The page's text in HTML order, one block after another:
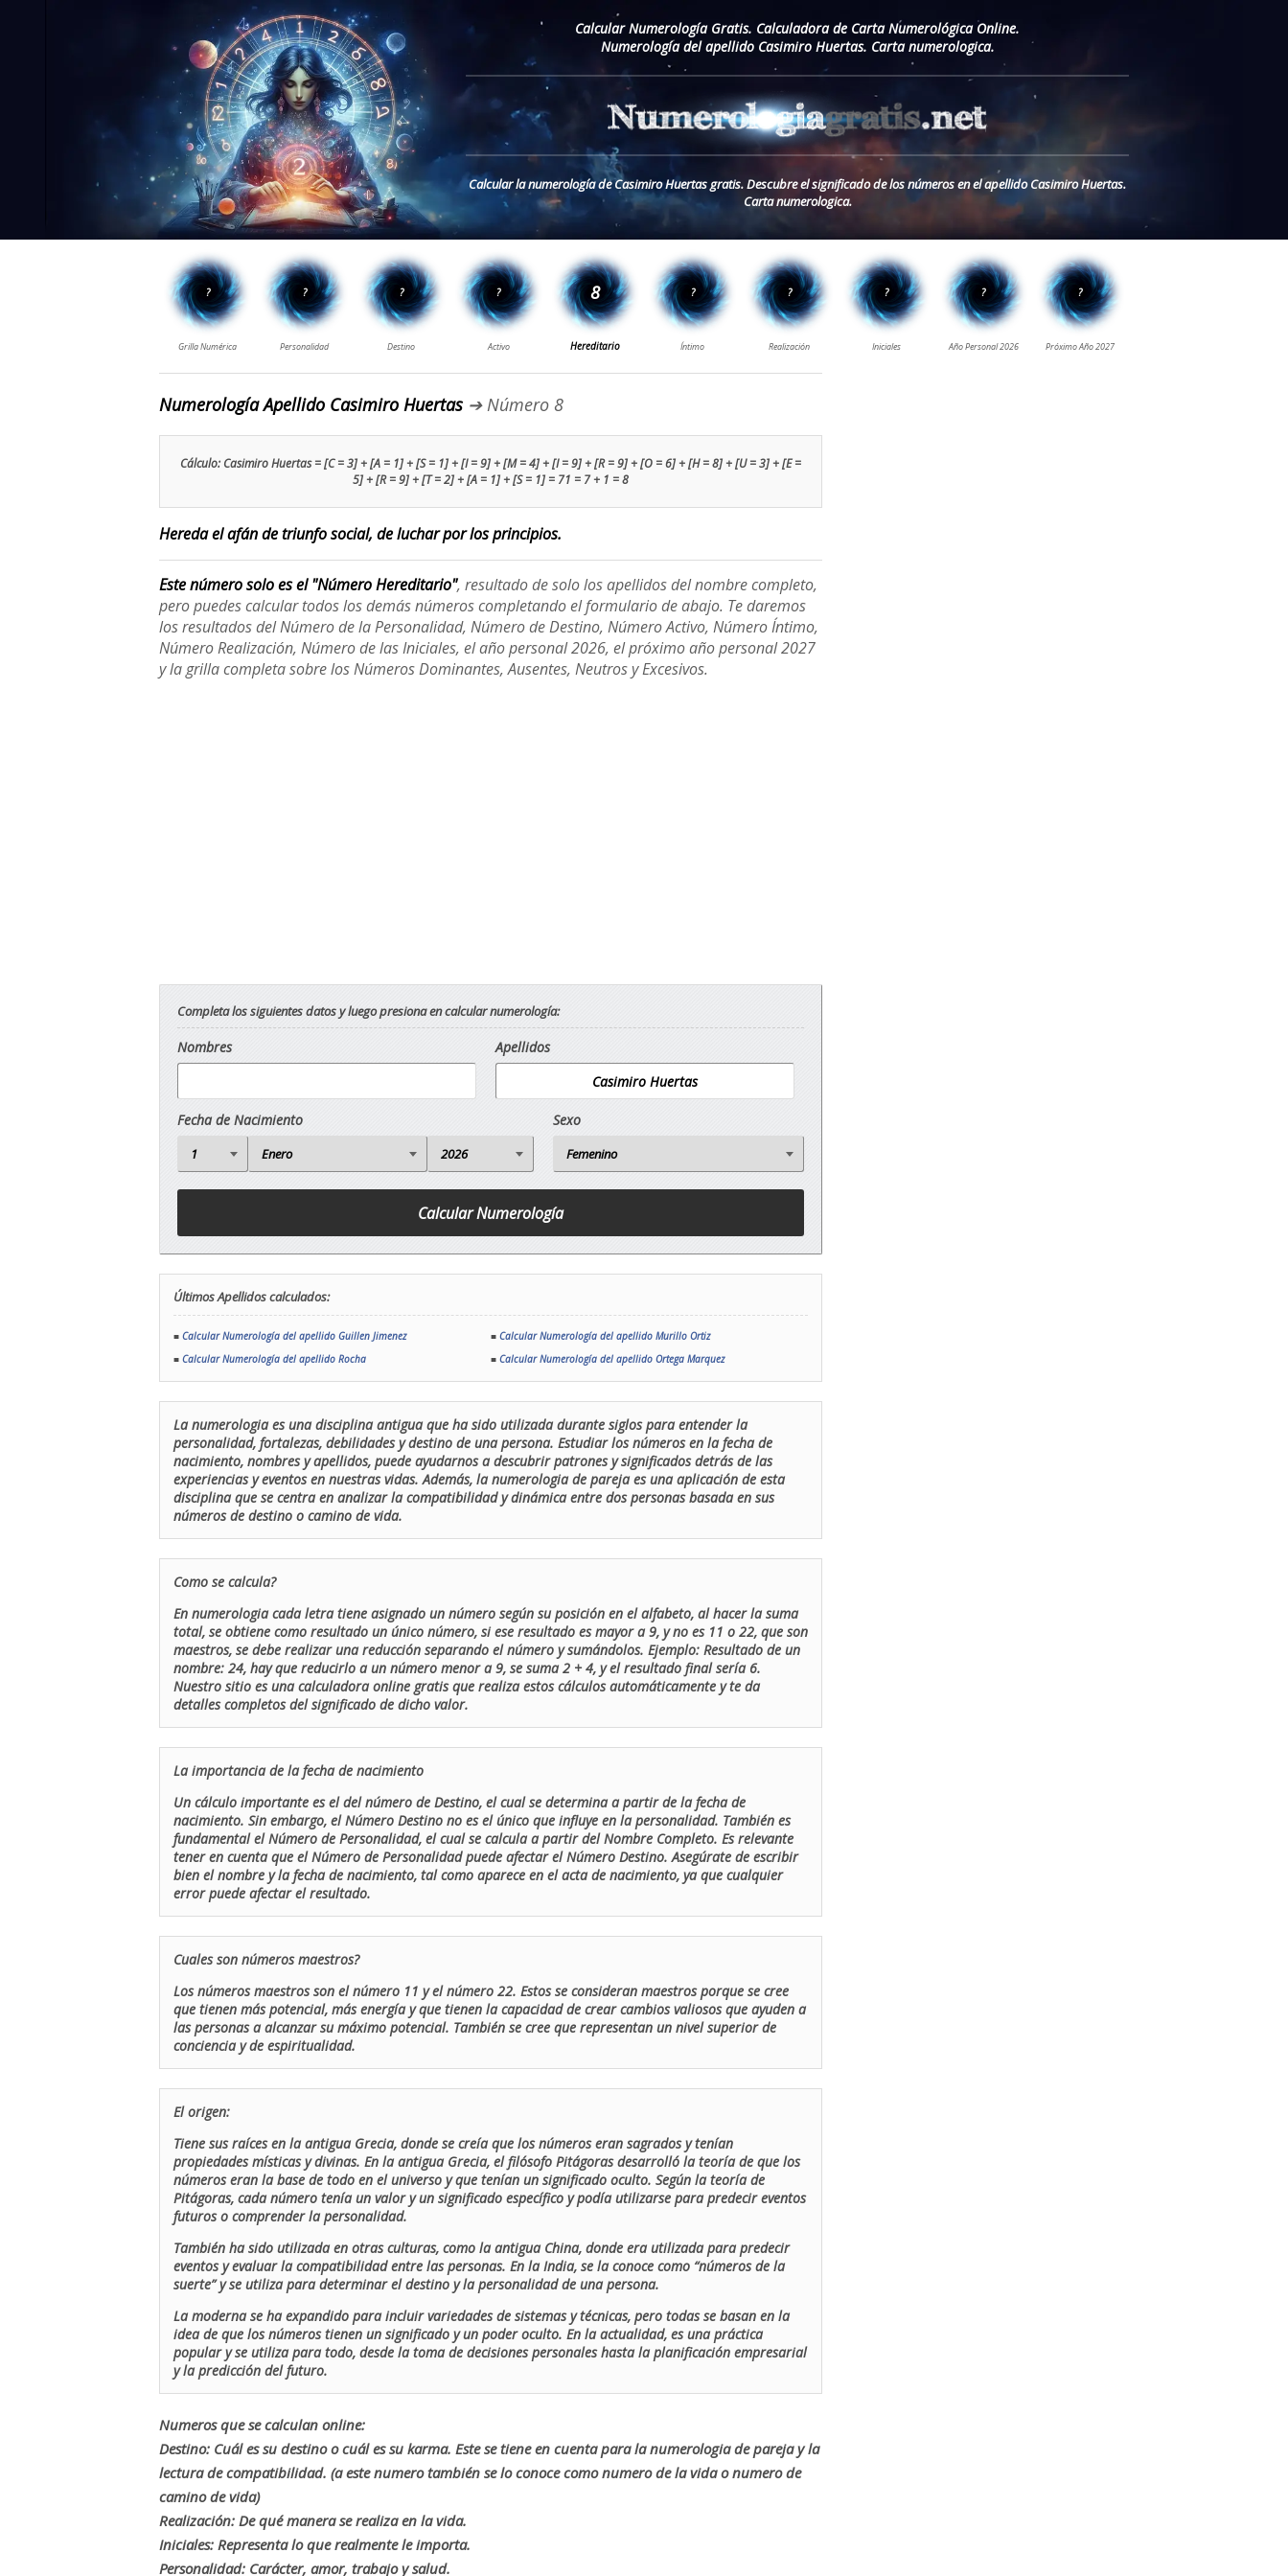
Calcular Numerología Gratis. Calculadora de Carta Numerológica Online.
Numerología del apellido Casimiro Huertas. Carta numerologica.
Calcular la numerología de Casimiro Huertas gratis. Descubre el significado de los números en el apellido Casimiro Huertas.
Carta numerologica.
Numerología Apellido Casimiro Huertas ➔ Número 8
Cálculo: Casimiro Huertas = [C = 3] + [A = 1] + [S = 1] + [I = 9] + [M = 4] + [I = 9] + [R = 9] + [O = 6] + [H = 8] + [U = 3] + [E =
5] + [R = 9] + [T = 2] + [A = 1] + [S = 1] = 71 = 7 + 1 = 8
Hereda el afán de triunfo social, de luchar por los principios.
Este número solo es el "Número Hereditario", resultado de solo los apellidos del nombre completo,
pero puedes calcular todos los demás números completando el formulario de abajo. Te daremos
los resultados del Número de la Personalidad, Número de Destino, Número Activo, Número Íntimo,
Número Realización, Número de las Iniciales, el año personal 2026, el próximo año personal 2027
y la grilla completa sobre los Números Dominantes, Ausentes, Neutros y Excesivos.
Completa los siguientes datos y luego presiona en calcular numerología:
Nombres Apellidos
Fecha de Nacimiento Sexo
Últimos Apellidos calculados:
■ Calcular Numerología del apellido Guillen Jimenez ■ Calcular Numerología del apellido Murillo Ortiz
■ Calcular Numerología del apellido Rocha ■ Calcular Numerología del apellido Ortega Marquez
La numerologia es una disciplina antigua que ha sido utilizada durante siglos para entender la
personalidad, fortalezas, debilidades y destino de una persona. Estudiar los números en la fecha de
nacimiento, nombres y apellidos, puede ayudarnos a descubrir patrones y significados detrás de las
experiencias y eventos en nuestras vidas. Además, la numerologia de pareja es una aplicación de esta
disciplina que se centra en analizar la compatibilidad y dinámica entre dos personas basada en sus
números de destino o camino de vida.
Como se calcula?
En numerologia cada letra tiene asignado un número según su posición en el alfabeto, al hacer la suma
total, se obtiene como resultado un único número, si ese resultado es mayor a 9, y no es 11 o 22, que son
maestros, se debe realizar una reducción separando el número y sumándolos. Ejemplo: Resultado de un
nombre: 24, hay que reducirlo a un número menor a 9, se suma 2 + 4, y el resultado final sería 6.
Nuestro sitio es una calculadora online gratis que realiza estos cálculos automáticamente y te da
detalles completos del significado de dicho valor.
La importancia de la fecha de nacimiento
Un cálculo importante es el del número de Destino, el cual se determina a partir de la fecha de
nacimiento. Sin embargo, el Número Destino no es el único que influye en la personalidad. También es
fundamental el Número de Personalidad, el cual se calcula a partir del Nombre Completo. Es relevante
tener en cuenta que el Número de Personalidad puede afectar el Número Destino. Asegúrate de escribir
bien el nombre y la fecha de nacimiento, tal como aparece en el acta de nacimiento, ya que cualquier
error puede afectar el resultado.
Cuales son números maestros?
Los números maestros son el número 11 y el número 22. Estos se consideran maestros porque se cree
que tienen más potencial, más energía y que tienen la capacidad de crear cambios valiosos que ayuden a
las personas a alcanzar su máximo potencial. También se cree que representan un nivel superior de
conciencia y de espiritualidad.
El origen:
Tiene sus raíces en la antigua Grecia, donde se creía que los números eran sagrados y tenían
propiedades místicas y divinas. En la antigua Grecia, el filósofo Pitágoras desarrolló la teoría de que los
números eran la base de todo en el universo y que tenían un significado oculto. Según la teoría de
Pitágoras, cada número tenía un valor y un significado específico y podía utilizarse para predecir eventos
futuros o comprender la personalidad.
También ha sido utilizada en otras culturas, como la antigua China, donde era utilizada para predecir
eventos y evaluar la compatibilidad entre las personas. En la India, se la conoce como “números de la
suerte” y se utiliza para determinar el destino y la personalidad de una persona.
La moderna se ha expandido para incluir variedades de sistemas y técnicas, pero todas se basan en la
idea de que los números tienen un significado y un poder oculto. En la actualidad, es una práctica
popular y se utiliza para todo, desde la toma de decisiones personales hasta la planificación empresarial
y la predicción del futuro.
Numeros que se calculan online:
Destino: Cuál es su destino o cuál es su karma. Este se tiene en cuenta para la numerologia de pareja y la
lectura de compatibilidad. (a este numero también se lo conoce como numero de la vida o numero de
camino de vida)
Realización: De qué manera se realiza en la vida.
Iniciales: Representa lo que realmente le importa.
Personalidad: Carácter, amor, trabajo y salud.